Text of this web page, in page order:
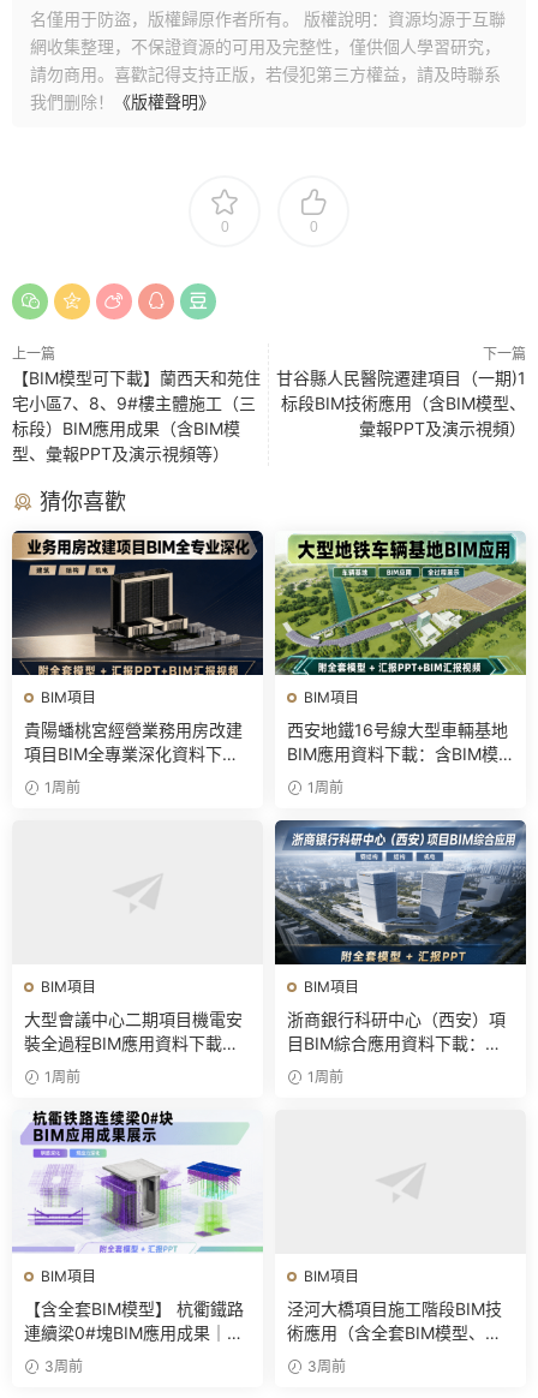
名僅用于防盜，版權歸原作者所有。 版權說明：資源均源于互聯
網收集整理，不保證資源的可用及完整性，僅供個人學習研究，
請勿商用。喜歡記得支持正版，若侵犯第三方權益，請及時聯系
我們删除！
《版權聲明》
0 0
上一篇
【BIM模型可下載】蘭西天和苑住
宅小區7、8、9#樓主體施工（三
标段）BIM應用成果（含BIM模
型、彙報PPT及演示視頻等）
下一篇
甘谷縣人民醫院遷建項目（一期)1
标段BIM技術應用（含BIM模型、
彙報PPT及演示視頻）
猜你喜歡
BIM項目
貴陽蟠桃宮經營業務用房改建
項目BIM全專業深化資料下
載：含模型、彙報PPT及演示
視頻
1周前
BIM項目
西安地鐵16号線大型車輛基地
BIM應用資料下載：含BIM模
型、彙報PPT及演示視頻
1周前
BIM項目
大型會議中心二期項目機電安
裝全過程BIM應用資料下載：
含BIM模型、彙報PPT及視頻
1周前
BIM項目
浙商銀行科研中心（西安）項
目BIM綜合應用資料下載：含
全套BIM模型、彙報PPT
1周前
BIM項目
【含全套BIM模型】 杭衢鐵路
連續梁0#塊BIM應用成果｜鋼
筋與預應力深化施工實戰資料
3周前
BIM項目
泾河大橋項目施工階段BIM技
術應用（含全套BIM模型、彙
報PPT及演示視頻）
3周前